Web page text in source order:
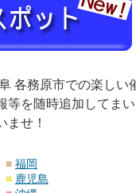
各務原市での楽しい
等を随時追加してま
ませ！
■ 福岡
■ 鹿児島